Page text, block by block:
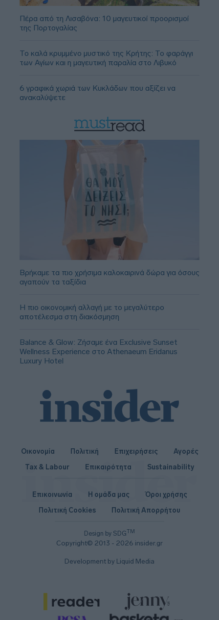
Πέρα από τη Λισαβόνα: 10 μαγευτικοί προορισμοί
της Πορτογαλίας
Το καλά κρυμμένο μυστικό της Κρήτης: Το φαράγγι
των Αγίων και η μαγευτική παραλία στο Λιβυκό
6 γραφικά χωριά των Κυκλάδων που αξίζει να
ανακαλύψετε
Βρήκαμε τα πιο χρήσιμα καλοκαιρινά δώρα για όσους
αγαπούν τα ταξίδια
Η πιο οικονομική αλλαγή με το μεγαλύτερο
αποτέλεσμα στη διακόσμηση
Balance & Glow: Ζήσαμε ένα Exclusive Sunset
Wellness Experience στο Athenaeum Eridanus
Luxury Hotel
Οικονομία Πολιτική Επιχειρήσεις
Αγορές
Tax & Labour
Επικαιρότητα Sustainability
Design by SDGTM
Copyright© 2013 - 2026 insider.gr
Επικοινωνία Η ομάδα μας
Όροι χρήσης
Πολιτική Cookies
Πολιτική Απορρήτου
Development by Liquid Media